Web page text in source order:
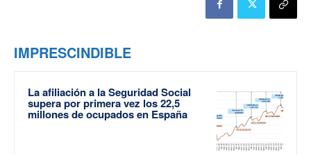
IMPRESCINDIBLE
La afiliación a la Seguridad Social
supera por primera vez los 22,5
millones de ocupados en España